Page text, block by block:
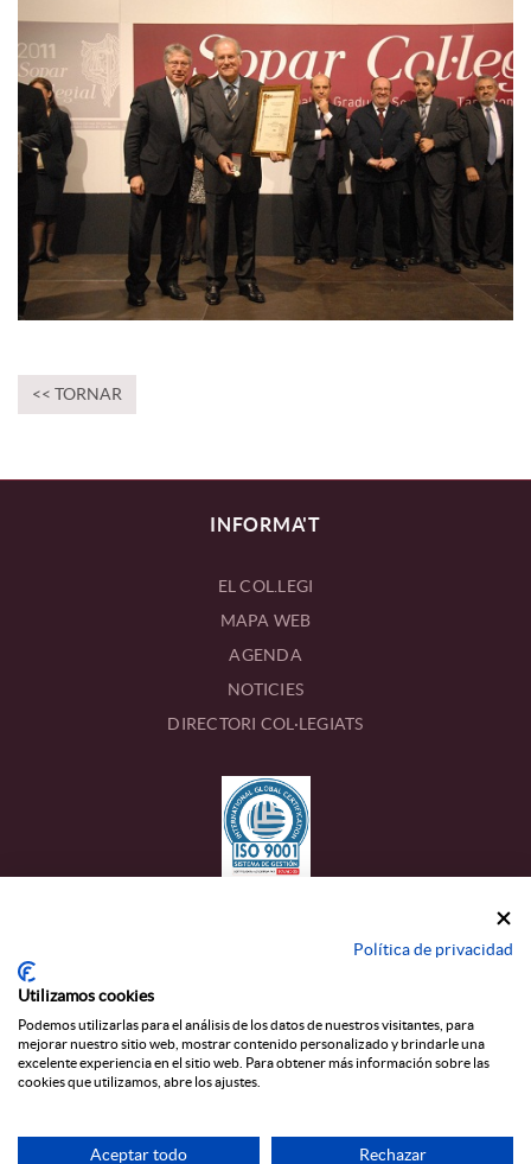
<< TORNAR
INFORMA'T
EL COL.LEGI
MAPA WEB
AGENDA
NOTICIES
DIRECTORI COL·LEGIATS
T_977 22 45 13
Política de privacidad
Utilizamos cookies
Podemos utilizarlas para el análisis de los datos de nuestros visitantes, para
mejorar nuestro sitio web, mostrar contenido personalizado y brindarle una
excelente experiencia en el sitio web. Para obtener más información sobre las
cookies que utilizamos, abre los ajustes.
Aceptar todo Rechazar